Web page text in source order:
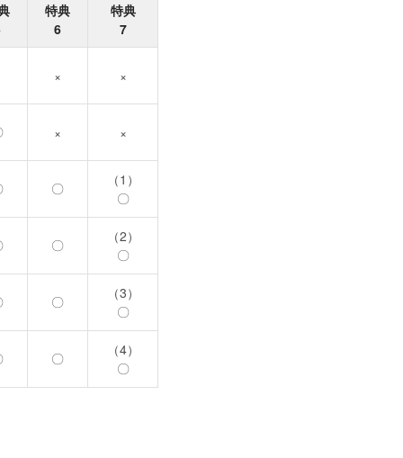
特典
6
特典
7
× ×
× ×
〇
（1）
〇
〇
（2）
〇
〇
（3）
〇
〇
（4）
〇